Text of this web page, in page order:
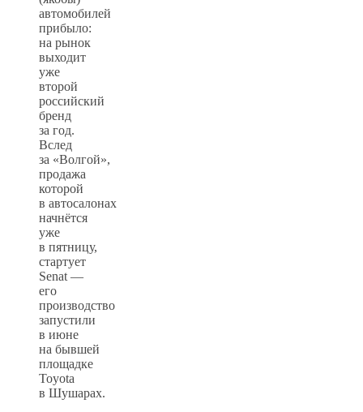
автомобилей
прибыло:
на рынок
выходит
уже
второй
российский
бренд
за год.
Вслед
за «Волгой»,
продажа
которой
в автосалонах
начнётся
уже
в пятницу,
стартует
Senat —
его
производство
запустили
в июне
на бывшей
площадке
Toyota
в Шушарах.